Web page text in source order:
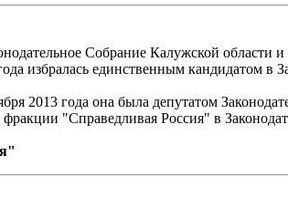
Собрание Калужской области
избралась единственным кандидатом в
2013 года она была депутатом
фракции "Справедливая Россия" в